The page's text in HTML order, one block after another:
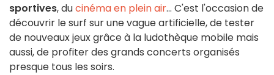
sportives, ducinéma en plein air... C'est l'occasion de
découvrir le surf sur une vague artificielle, de tester
de nouveaux jeux grâce à la ludothèque mobile mais
aussi, de profiter des grands concerts organisés
presque tous les soirs.